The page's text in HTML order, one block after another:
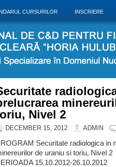
CURSURILOR INSCRIERE
Nivel 2
DECEMBER 15, 2012 ADMIN
Securitate radiologica in
de uraniu si toriu, Nivel 2
15.10.2012-26.10.2012